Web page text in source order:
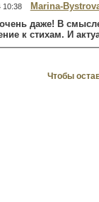
10:38
Marina-
даже! В
к стихам. И
Чтобы